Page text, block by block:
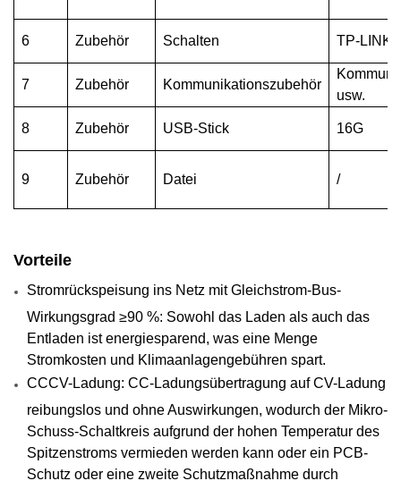
6 Zubehör Schalten TP-LINK
7 Zubehör Kommunikationszubehör
usw.
8 Zubehör USB-Stick 16G
9 Zubehör Datei /
Vorteile
Stromrückspeisung ins Netz mit Gleichstrom-Bus-
Wirkungsgrad ≥90 %: Sowohl das Laden als auch das
Entladen ist energiesparend, was eine Menge
Stromkosten und Klimaanlagengebühren spart.
CCCV-Ladung: CC-Ladungsübertragung auf CV-Ladung
reibungslos und ohne Auswirkungen, wodurch der Mikro-
Schuss-Schaltkreis aufgrund der hohen Temperatur des
Spitzenstroms vermieden werden kann oder ein PCB-
Schutz oder eine zweite Schutzmaßnahme durch